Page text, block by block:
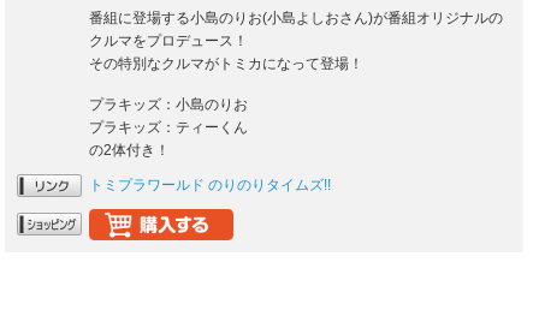
番組に登場する小島のりお(小島よしおさん)が番組オリジナルの
クルマをプロデュース！
その特別なクルマがトミカになって登場！
プラキッズ：小島のりお
プラキッズ：ティーくん
の2体付き！
トミプラワールド のりのりタイムズ!!